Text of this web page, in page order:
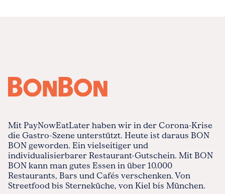
Mit PayNowEatLater haben wir in der Corona-Krise
die Gastro-Szene unterstützt. Heute ist daraus BON
BON geworden. Ein vielseitiger und
individualisierbarer Restaurant-Gutschein. Mit BON
BON kann man gutes Essen in über 10.000
Restaurants, Bars und Cafés verschenken. Von
Streetfood bis Sterneküche, von Kiel bis München.